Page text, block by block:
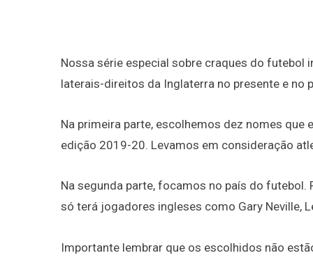
Nossa série especial sobre craques do futebol
laterais-direitos da Inglaterra no presente e no
Na primeira parte, escolhemos dez nomes que
edição 2019-20. Levamos em consideração
Na segunda parte, focamos no país do
só terá jogadores ingleses como Gary Neville,
Importante lembrar que os escolhidos não